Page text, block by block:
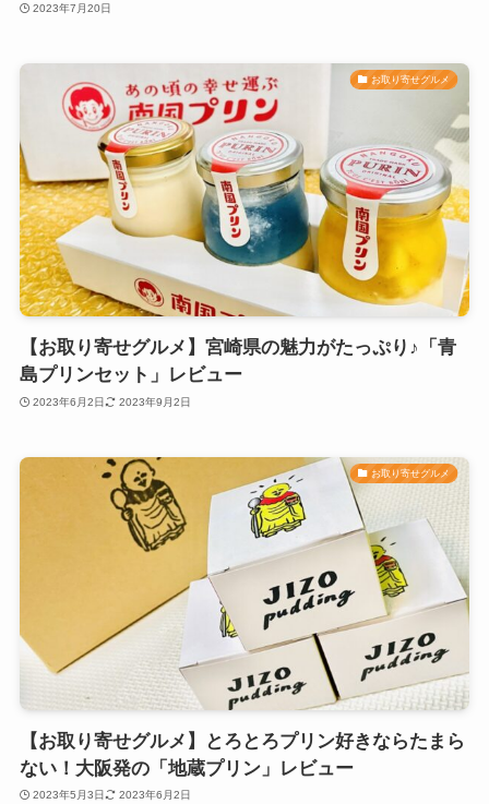
2023年7月20日
お取り寄せグルメ
【お取り寄せグルメ】宮崎県の魅力がたっぷり♪「青
島プリンセット」レビュー
2023年6月2日 2023年9月2日
お取り寄せグルメ
【お取り寄せグルメ】とろとろプリン好きならたまら
ない！大阪発の「地蔵プリン」レビュー
2023年5月3日 2023年6月2日